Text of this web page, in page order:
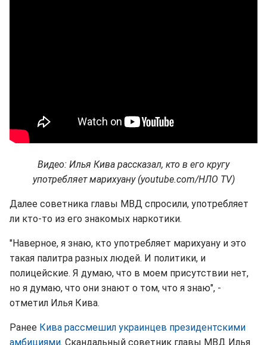
Видео: Илья Кива рассказал, кто в его кругу
употребляет марихуану (youtube.com/НЛО TV)
Далее советника главы МВД спросили, употребляет
ли кто-то из его знакомых наркотики.
"Наверное, я знаю, кто употребляет марихуану и это
такая палитра разных людей. И политики, и
полицейские. Я думаю, что в моем присутствии нет,
но я думаю, что они знают о том, что я знаю", -
отметил Илья Кива.
Ранее Кива рассмешил украинцев президентскими
амбициями. Скандальный советник главы МВД Илья